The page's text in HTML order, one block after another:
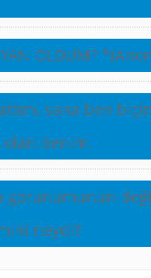
OLDUM?
sana ben
olan benim.
görünümünün
neydi?